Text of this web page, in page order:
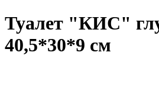
Туалет "КИС"
40,5*30*9 см